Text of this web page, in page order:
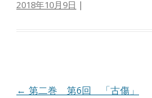
2018年10月9日 |
投
← 第二巻 第6回 「古傷」